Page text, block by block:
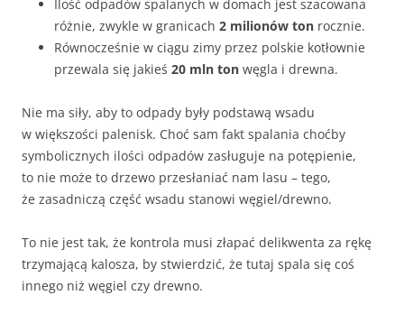
Ilość odpadów spalanych w domach jest szacowana
różnie, zwykle w granicach 2 milionów ton rocznie.
Równocześnie w ciągu zimy przez polskie kotłownie
przewala się jakieś 20 mln ton węgla i drewna.
Nie ma siły, aby to odpady były podstawą wsadu
w większości palenisk. Choć sam fakt spalania choćby
symbolicznych ilości odpadów zasługuje na potępienie,
to nie może to drzewo przesłaniać nam lasu – tego,
że zasadniczą część wsadu stanowi węgiel/drewno.
To nie jest tak, że kontrola musi złapać delikwenta za rękę
trzymającą kalosza, by stwierdzić, że tutaj spala się coś
innego niż węgiel czy drewno.